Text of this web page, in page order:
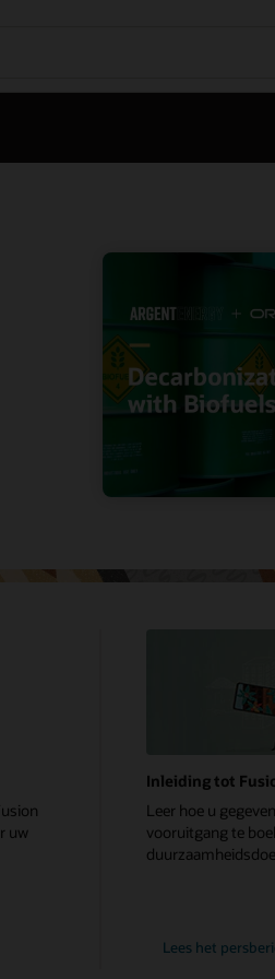
uw
Inleiding tot
Leer hoe u
vooruitgang te
Lees het